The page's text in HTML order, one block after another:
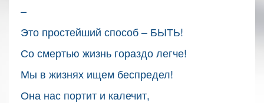
–
Это простейший способ – БЫТЬ!
Со смертью жизнь гораздо легче!
Мы в жизнях ищем беспредел!
Она нас портит и калечит,